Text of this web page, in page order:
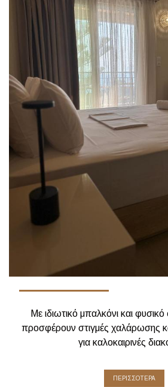
Με ιδιωτικό μπαλκόνι και
προσφέρουν στιγμές χαλάρωσης
για καλοκαιρινές
ΠΕΡΙΣΣΟΤΕΡΑ